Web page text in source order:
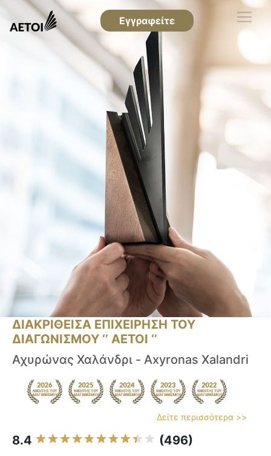
Εγγραφείτε
ΔΙΑΚΡΙΘΕΙΣΑ ΕΠΙΧΕΙΡΗΣΗ ΤΟΥ
ΔΙΑΓΩΝΙΣΜΟΥ ‘’ ΑΕΤΟΙ ‘’
Αχυρώνας Χαλάνδρι - Axyronas Xalandri
Δείτε περισσότερα >>
8.4 (496)